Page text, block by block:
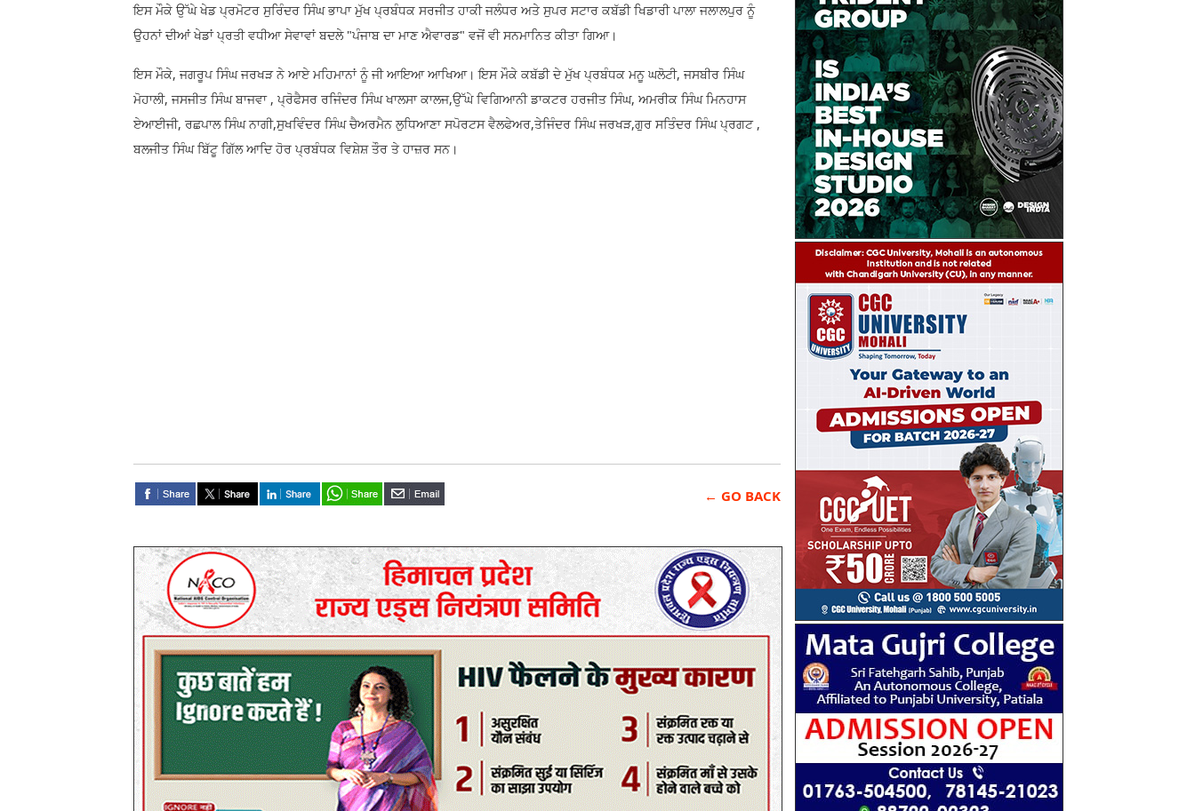
ਇਸ ਮੌਕੇ ਉੱਘੇ ਖੇਡ ਪ੍ਰਮੋਟਰ ਸੁਰਿੰਦਰ ਸਿੰਘ ਭਾਪਾ ਮੁੱਖ ਪ੍ਰਬੰਧਕ ਸਰਜੀਤ ਹਾਕੀ ਜਲੰਧਰ ਅਤੇ ਸੁਪਰ ਸਟਾਰ ਕਬੱਡੀ ਖਿਡਾਰੀ ਪਾਲਾ ਜਲਾਲਪੁਰ ਨੂੰ
ਉਹਨਾਂ ਦੀਆਂ ਖੇਡਾਂ ਪ੍ਰਤੀ ਵਧੀਆ ਸੇਵਾਵਾਂ ਬਦਲੇ "ਪੰਜਾਬ ਦਾ ਮਾਣ ਐਵਾਰਡ" ਵਜੋਂ ਵੀ ਸਨਮਾਨਿਤ ਕੀਤਾ ਗਿਆ।
ਇਸ ਮੌਕੇ, ਜਗਰੂਪ ਸਿੰਘ ਜਰਖੜ ਨੇ ਆਏ ਮਹਿਮਾਨਾਂ ਨੂੰ ਜੀ ਆਇਆ ਆਖਿਆ। ਇਸ ਮੌਕੇ ਕਬੱਡੀ ਦੇ ਮੁੱਖ ਪ੍ਰਬੰਧਕ ਮਨੂ ਘਲੋਟੀ, ਜਸਬੀਰ ਸਿੰਘ
ਮੋਹਾਲੀ, ਜਸਜੀਤ ਸਿੰਘ ਬਾਜਵਾ , ਪ੍ਰੋਫੈਸਰ ਰਜਿੰਦਰ ਸਿੰਘ ਖਾਲਸਾ ਕਾਲਜ,ਉੱਘੇ ਵਿਗਿਆਨੀ ਡਾਕਟਰ ਹਰਜੀਤ ਸਿੰਘ, ਅਮਰੀਕ ਸਿੰਘ ਮਿਨਹਾਸ
ਏਆਈਜੀ, ਰਛਪਾਲ ਸਿੰਘ ਨਾਗੀ,ਸੁਖਵਿੰਦਰ ਸਿੰਘ ਚੈਅਰਮੈਨ ਲੁਧਿਆਣਾ ਸਪੋਰਟਸ ਵੈਲਫੇਅਰ,ਤੇਜਿੰਦਰ ਸਿੰਘ ਜਰਖੜ,ਗੁਰ ਸਤਿੰਦਰ ਸਿੰਘ ਪ੍ਰਗਟ ,
ਬਲਜੀਤ ਸਿੰਘ ਬਿੱਟੂ ਗਿੱਲ ਆਦਿ ਹੋਰ ਪ੍ਰਬੰਧਕ ਵਿਸ਼ੇਸ਼ ਤੌਰ ਤੇ ਹਾਜ਼ਰ ਸਨ।
← GO BACK